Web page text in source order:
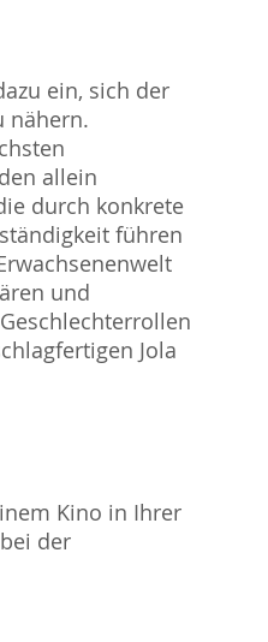
ein, sich der
nähern.
allein
durch konkrete
führen
und
Jola
Kino in Ihrer
der